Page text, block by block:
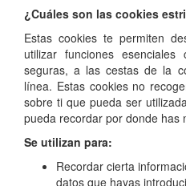
¿Cuáles son las cookies
Estas cookies te permiten
utilizar funciones
seguras, a las cestas de la
línea. Estas cookies no
sobre ti que pueda ser
pueda recordar por donde has
Se utilizan para:
Recordar cierta
datos que hayas